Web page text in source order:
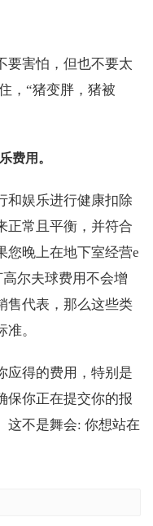
要害怕，但也不要太
，“猪变胖，猪被
费用。
和娱乐进行健康扣除
正常且平衡，并符合
您晚上在地下室经营e
尔夫球费用不会增
售代表，那么这些类
。
应得的费用，特别是
保你正在提交你的报
这不是舞会: 你想站在